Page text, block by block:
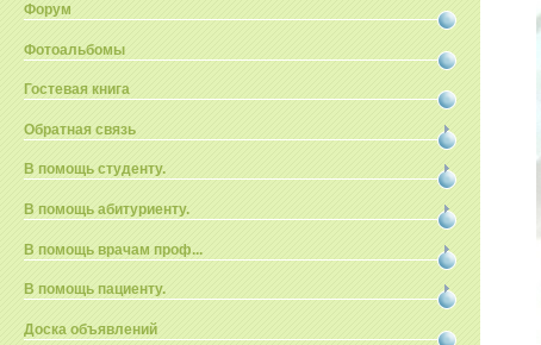
Форум
Фотоальбомы
Гостевая книга
Обратная связь
В помощь студенту.
В помощь абитуриенту.
В помощь врачам проф...
В помощь пациенту.
Доска объявлений